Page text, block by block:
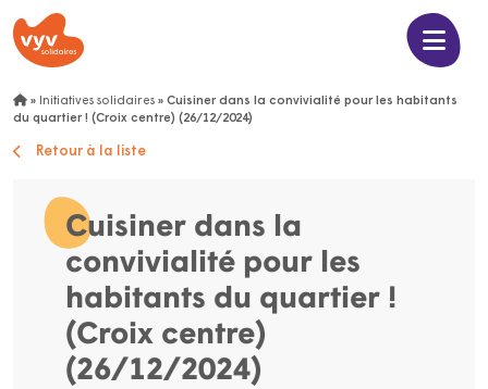
» Initiatives solidaires » Cuisiner dans la convivialité pour les habitants
du quartier ! (Croix centre) (26/12/2024)
Retour à la liste
Cuisiner dans la
convivialité pour les
habitants du quartier !
(Croix centre)
(26/12/2024)